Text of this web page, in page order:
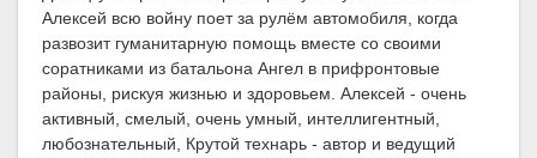
Алексей всю войну поет за рулём автомобиля, когда
развозит гуманитарную помощь вместе со своими
соратниками из батальона Ангел в прифронтовые
районы, рискуя жизнью и здоровьем. Алексей - очень
активный, смелый, очень умный, интеллигентный,
любознательный, Крутой технарь - автор и ведущий